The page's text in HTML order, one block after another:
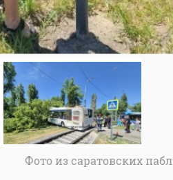
Фото из саратовских